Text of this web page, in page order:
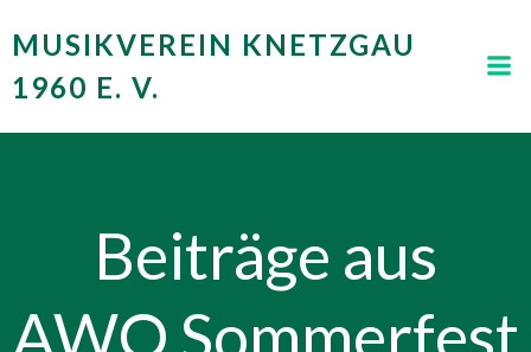
Inhalt
MUSIKVEREIN KNETZGAU
1960 E. V.
Beiträge aus
AWO Sommerfest